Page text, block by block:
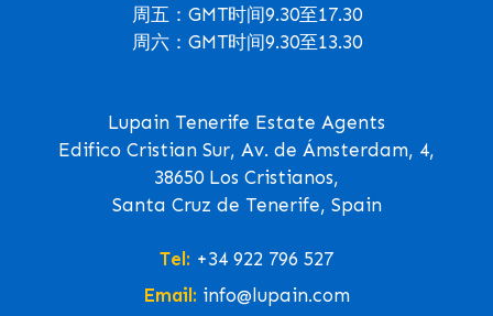
周五：GMT时间9.30至17.30
周六：GMT时间9.30至13.30
Lupain Tenerife Estate Agents
Edifico Cristian Sur, Av. de Ámsterdam, 4,
38650 Los Cristianos,
Santa Cruz de Tenerife, Spain
Tel: +34 922 796 527
Email: info@lupain.com